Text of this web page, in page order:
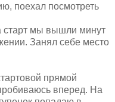
поехал посмотреть
старт мы вышли минут
Занял себе место
прямой
вперед. На